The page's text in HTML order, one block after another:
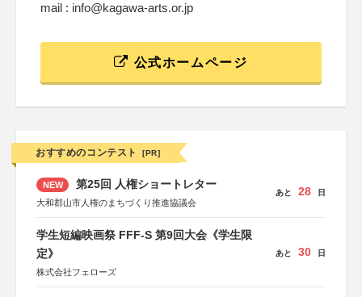
mail : info@kagawa-arts.or.jp
公式ホームページ
おすすめのコンテスト [PR]
NEW 第25回 人権ショートレター
大和郡山市人権のまちづくり推進協議会
あと 28 日
学生短編映画祭 FFF-S 第9回大会《学生限
定》
株式会社フェローズ
あと 30 日